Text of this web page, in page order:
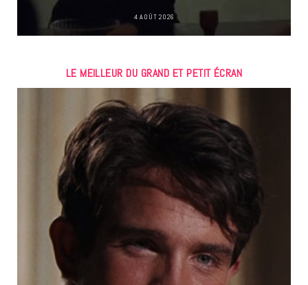
4 AOÛT 2026
LE MEILLEUR DU GRAND ET PETIT ÉCRAN